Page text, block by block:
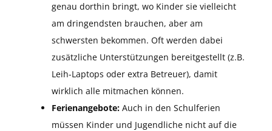
genau dorthin bringt, wo Kinder sie vielleicht
am dringendsten brauchen, aber am
schwersten bekommen. Oft werden dabei
zusätzliche Unterstützungen bereitgestellt (z.B.
Leih-Laptops oder extra Betreuer), damit
wirklich alle mitmachen können.
Ferienangebote: Auch in den Schulferien
müssen Kinder und Jugendliche nicht auf die